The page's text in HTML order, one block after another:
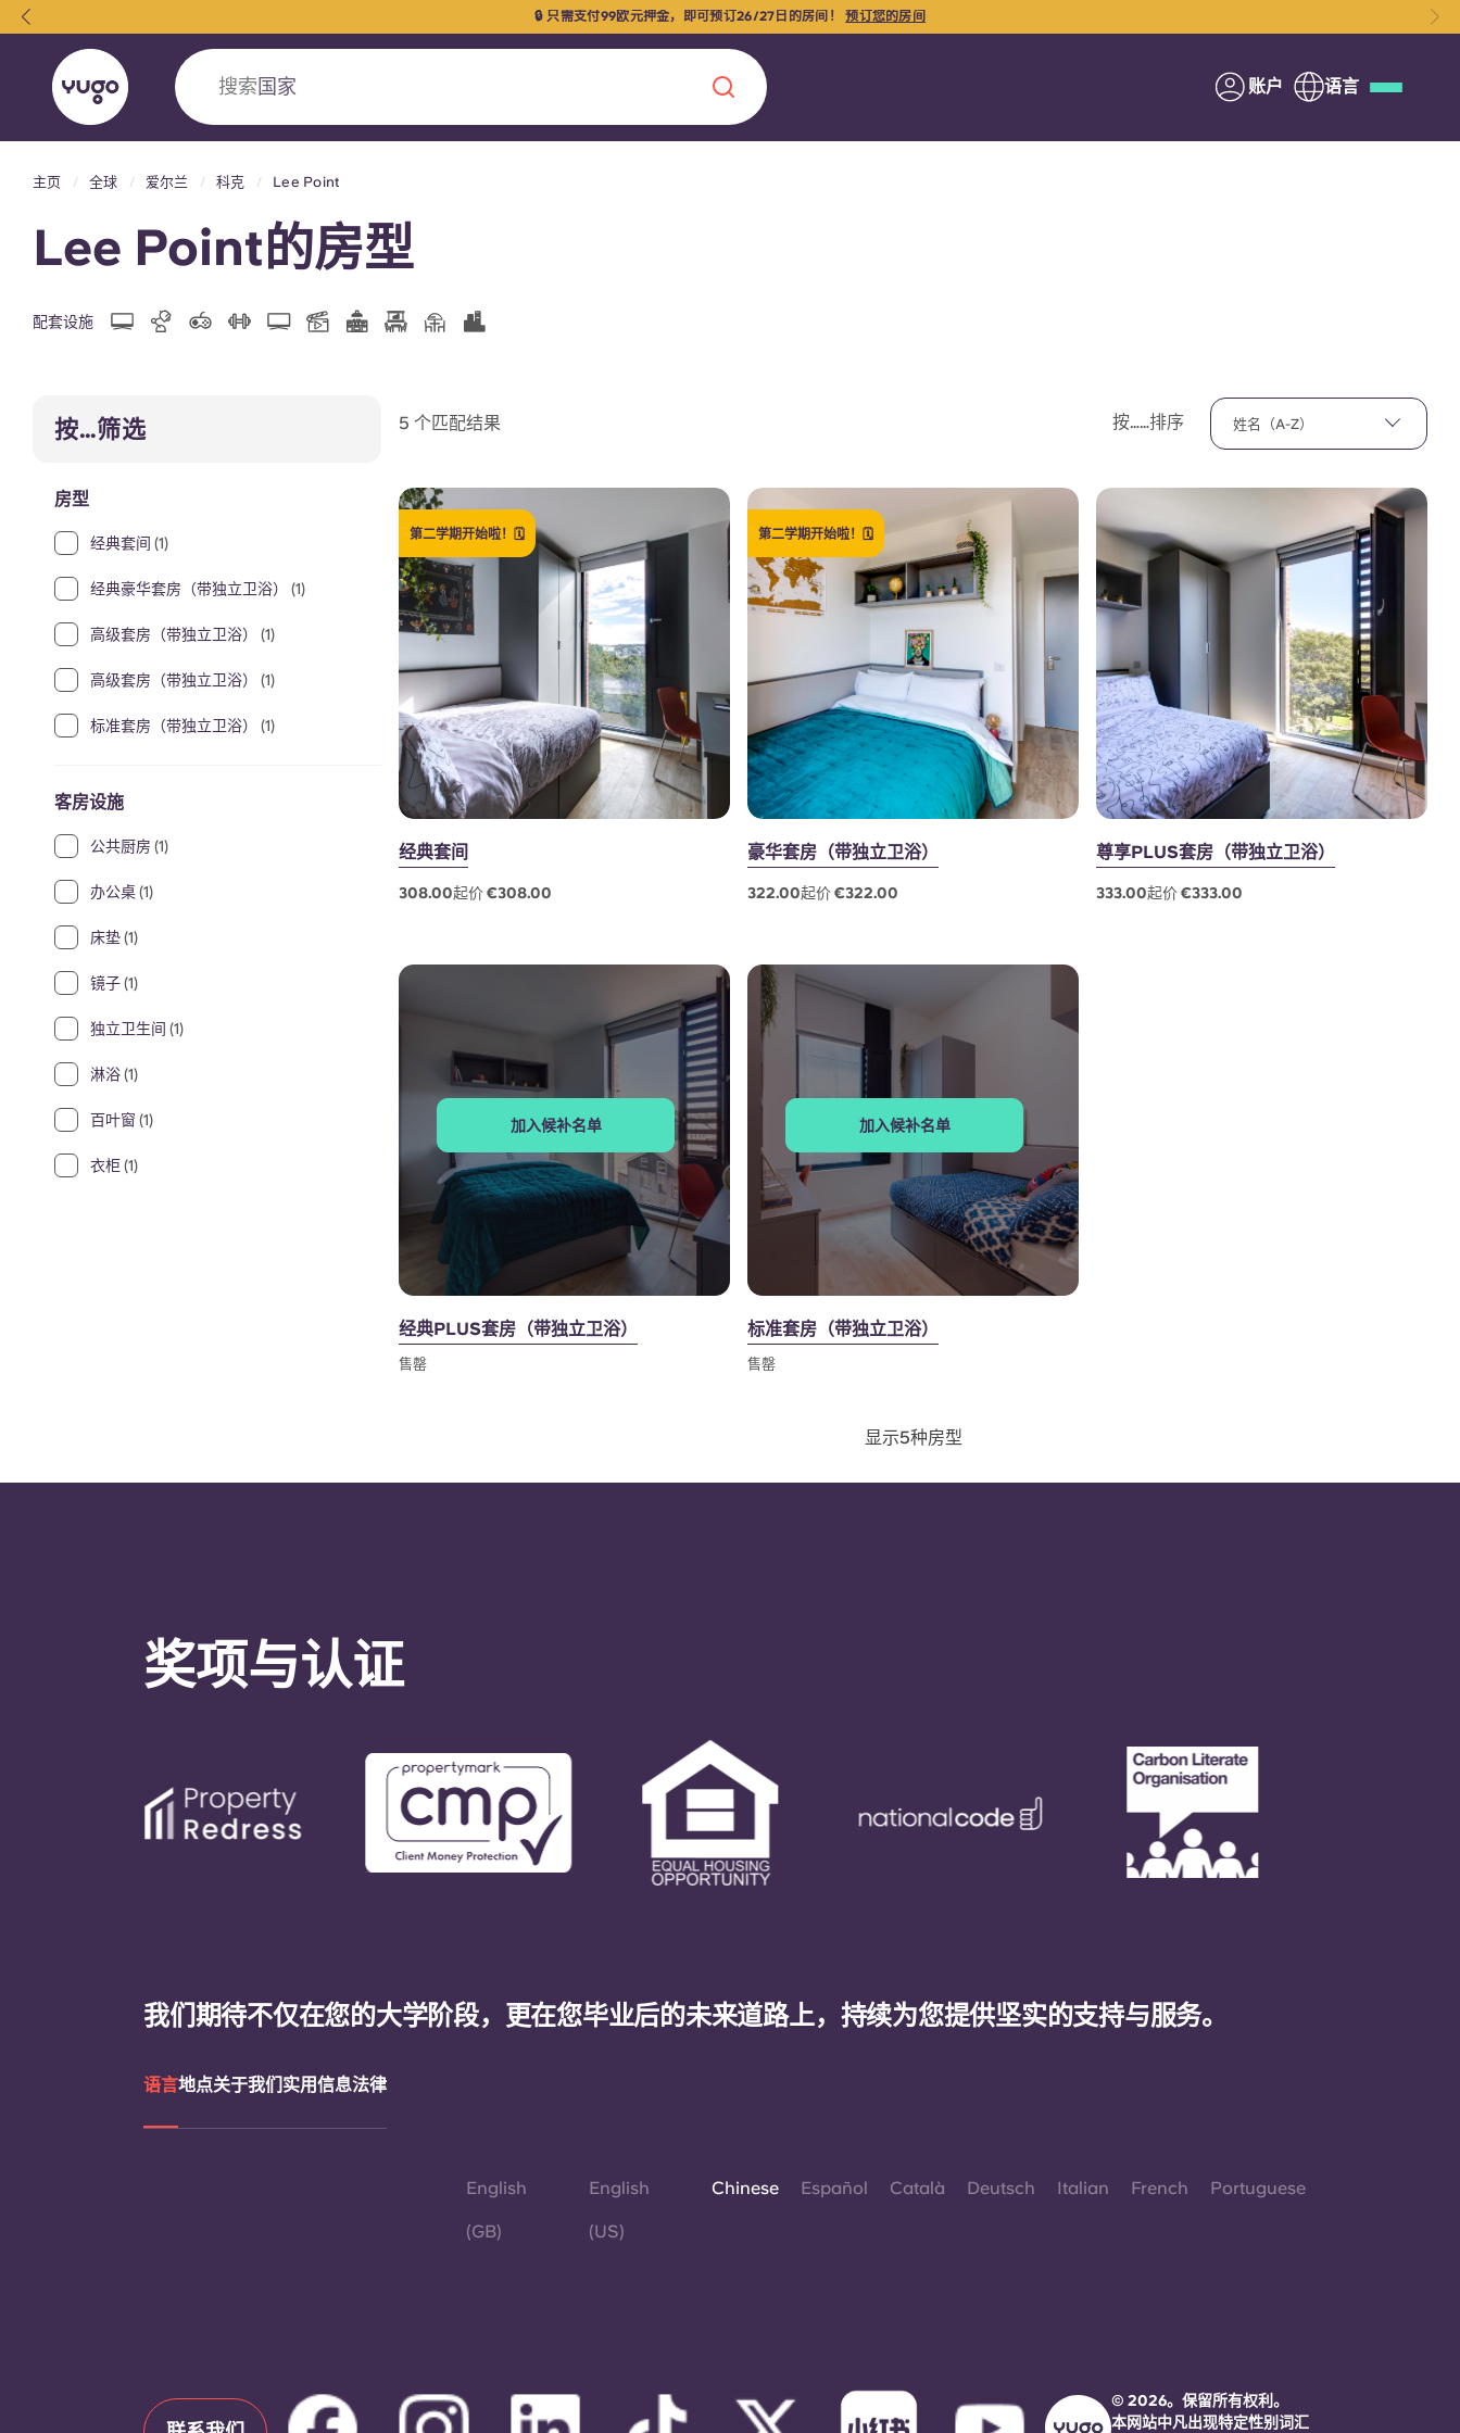
搜索大学 账户 语言
Yugo与VCARB的开创性合作，激发创新精神，点燃雄心壮志，缔造难
忘的学子时光。
家长须知
English (GB) English (US)
Portuguese
🔒 只需支付99欧元押金，即可预订26/27日的房间！预订您的房间
主页 全球 爱尔兰 科克 Lee Point
Lee Point的房型
配套设施
5 个匹配结果 按……排序 姓名（A-Z）
按…筛选
房型
经典套间 (1)
经典豪华套房（带独立卫浴） (1)
高级套房（带独立卫浴） (1)
高级套房（带独立卫浴） (1)
标准套房（带独立卫浴） (1)
客房设施
公共厨房 (1)
办公桌(1)
床垫(1)
镜子(1)
独立卫生间 (1)
淋浴(1)
百叶窗 (1)
衣柜 (1)
第二学期开始啦！🗓️
经典套间
308.00起价 €308.00
第二学期开始啦！🗓️
豪华套房（带独立卫浴）
322.00起价 €322.00
尊享PLUS套房（带独立卫浴）
333.00起价 €333.00
加入候补名单
经典PLUS套房（带独立卫浴）
售罄
加入候补名单
标准套房（带独立卫浴）
售罄
显示5种房型
奖项与认证
我们期待不仅在您的大学阶段，更在您毕业后的未来道路上，持续为您提供坚实的支持与服务。
语言地点关于我们实用信息法律
English
(GB)
English
(US)
Chinese Español Català Deutsch Italian French Portuguese
© 2026。保留所有权利。
本网站中凡出现特定性别词汇